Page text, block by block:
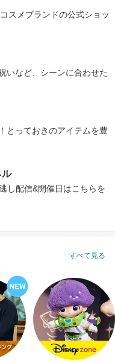
スメブランドの公式ショッ
いなど、シーンに合わせた
とっておきのアイテムを豊
ル
し配信&開催日はこちらを
すべて見る